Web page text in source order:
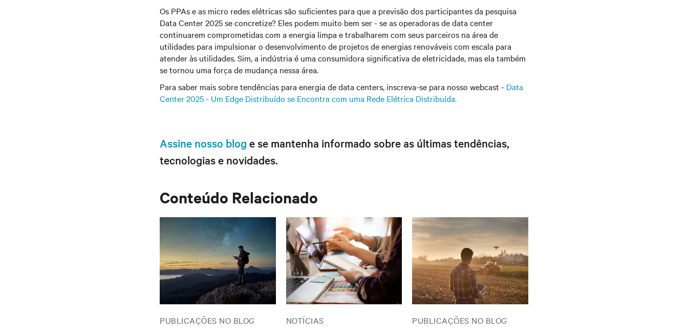
Os PPAs e as micro redes elétricas são suficientes para que a previsão dos participantes da pesquisa
Data Center 2025 se concretize? Eles podem muito bem ser - se as operadoras de data center
continuarem comprometidas com a energia limpa e trabalharem com seus parceiros na área de
utilidades para impulsionar o desenvolvimento de projetos de energias renováveis com escala para
atender às utilidades. Sim, a indústria é uma consumidora significativa de eletricidade, mas ela também
se tornou uma força de mudança nessa área.
Para saber mais sobre tendências para energia de data centers, inscreva-se para nosso webcast - Data
Center 2025 - Um Edge Distribuído se Encontra com uma Rede Elétrica Distribuída.
Assine nosso blog e se mantenha informado sobre as últimas tendências,
tecnologias e novidades.
Conteúdo Relacionado
PUBLICAÇÕES NO BLOG NOTÍCIAS PUBLICAÇÕES NO BLOG